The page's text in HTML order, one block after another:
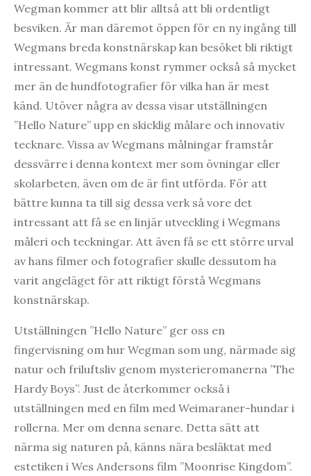
Wegman kommer att blir alltså att bli ordentligt
besviken. Är man däremot öppen för en ny ingång till
Wegmans breda konstnärskap kan besöket bli riktigt
intressant. Wegmans konst rymmer också så mycket
mer än de hundfotografier för vilka han är mest
känd. Utöver några av dessa visar utställningen
”Hello Nature” upp en skicklig målare och innovativ
tecknare. Vissa av Wegmans målningar framstår
dessvärre i denna kontext mer som övningar eller
skolarbeten, även om de är fint utförda. För att
bättre kunna ta till sig dessa verk så vore det
intressant att få se en linjär utveckling i Wegmans
måleri och teckningar. Att även få se ett större urval
av hans filmer och fotografier skulle dessutom ha
varit angeläget för att riktigt förstå Wegmans
konstnärskap.
Utställningen ”Hello Nature” ger oss en
fingervisning om hur Wegman som ung, närmade sig
natur och friluftsliv genom mysterieromanerna ”The
Hardy Boys”. Just de återkommer också i
utställningen med en film med Weimaraner-hundar i
rollerna. Mer om denna senare. Detta sätt att
närma sig naturen på, känns nära besläktat med
estetiken i Wes Andersons film ”Moonrise Kingdom”.